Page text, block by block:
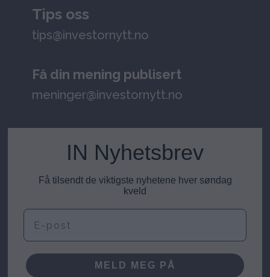
Tips oss
tips@investornytt.no
Få din mening publisert
meninger@investornytt.no
IN Nyhetsbrev
Få tilsendt de viktigste nyhetene hver søndag
kveld
E-post
MELD MEG PÅ